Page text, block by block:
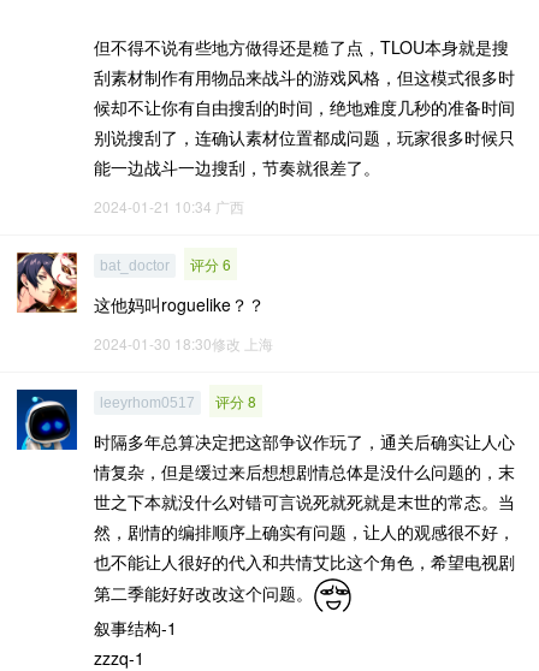
但不得不说有些地方做得还是糙了点，TLOU本身就是搜
刮素材制作有用物品来战斗的游戏风格，但这模式很多时
候却不让你有自由搜刮的时间，绝地难度几秒的准备时间
别说搜刮了，连确认素材位置都成问题，玩家很多时候只
能一边战斗一边搜刮，节奏就很差了。
2024-01-21 10:34 广西
bat_doctor 评分 6
这他妈叫roguelike？？
2024-01-30 18:30修改 上海
leeyrhom0517 评分 8
时隔多年总算决定把这部争议作玩了，通关后确实让人心
情复杂，但是缓过来后想想剧情总体是没什么问题的，末
世之下本就没什么对错可言说死就死就是末世的常态。当
然，剧情的编排顺序上确实有问题，让人的观感很不好，
也不能让人很好的代入和共情艾比这个角色，希望电视剧
第二季能好好改改这个问题。
叙事结构-1
zzzq-1